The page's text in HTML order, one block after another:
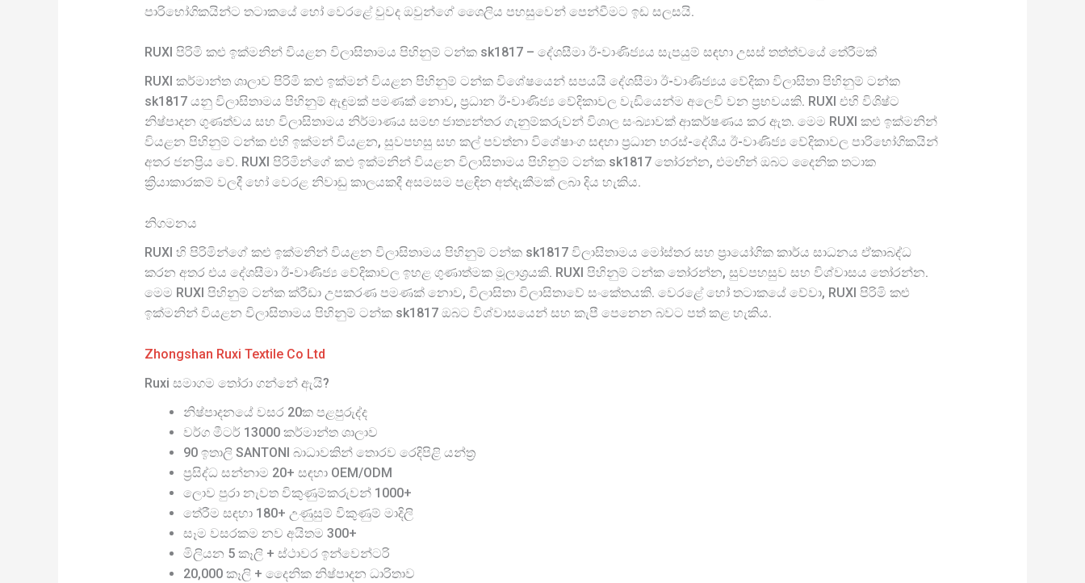
පාරිභෝගිකයින්ට තටාකයේ හෝ වෙරළේ වුවද ඔවුන්ගේ ශෛලිය පහසුවෙන් පෙන්වීමට ඉඩ සලසයි.
RUXI පිරිමි කළු ඉක්මනින් වියළන විලාසිතාමය පිහිනුම් ටන්ක sk1817 – දේශසීමා ඊ-වාණිජ්‍යය සැපයුම් සඳහා උසස් තත්ත්වයේ තේරීමක්
RUXI කර්මාන්ත ශාලාව පිරිමි කළු ඉක්මන් වියළන පිහිනුම් ටන්ක විශේෂයෙන් සපයයි දේශසීමා ඊ-වාණිජ්‍යය වේදිකා විලාසිතා පිහිනුම් ටන්ක
sk1817 යනු විලාසිතාමය පිහිනුම් ඇඳුමක් පමණක් නොව, ප්‍රධාන ඊ-වාණිජ්‍ය වේදිකාවල වැඩියෙන්ම අලෙවි වන ප්‍රභවයකි. RUXI එහි විශිෂ්ට
නිෂ්පාදන ගුණත්වය සහ විලාසිතාමය නිර්මාණය සමඟ ජාත්‍යන්තර ගැනුම්කරුවන් විශාල සංඛ්‍යාවක් ආකර්ෂණය කර ඇත. මෙම RUXI කළු ඉක්මනින්
වියළන පිහිනුම් ටන්ක එහි ඉක්මන් වියළන, සුවපහසු සහ කල් පවත්නා විශේෂාංග සඳහා ප්‍රධාන හරස්-දේශීය ඊ-වාණිජ්‍ය වේදිකාවල පාරිභෝගිකයින්
අතර ජනප්‍රිය වේ. RUXI පිරිමින්ගේ කළු ඉක්මනින් වියළන විලාසිතාමය පිහිනුම් ටන්ක sk1817 තෝරන්න, එමඟින් ඔබට දෛනික තටාක
ක්‍රියාකාරකම් වලදී හෝ වෙරළ නිවාඩු කාලයකදී අසමසම පළඳින අත්දැකීමක් ලබා දිය හැකිය.
නිගමනය
RUXI හි පිරිමින්ගේ කළු ඉක්මනින් වියළන විලාසිතාමය පිහිනුම් ටන්ක sk1817 විලාසිතාමය මෝස්තර සහ ප්‍රායෝගික කාර්ය සාධනය ඒකාබද්ධ
කරන අතර එය දේශසීමා ඊ-වාණිජ්‍ය වේදිකාවල ඉහළ ගුණාත්මක මූලාශ්‍රයකි. RUXI පිහිනුම් ටන්ක තෝරන්න, සුවපහසුව සහ විශ්වාසය තෝරන්න.
මෙම RUXI පිහිනුම් ටන්ක ක්රීඩා උපකරණ පමණක් නොව, විලාසිතා විලාසිතාවේ සංකේතයකි. වෙරළේ හෝ තටාකයේ වේවා, RUXI පිරිමි කළු
ඉක්මනින් වියළන විලාසිතාමය පිහිනුම් ටන්ක sk1817 ඔබට විශ්වාසයෙන් සහ කැපී පෙනෙන බවට පත් කළ හැකිය.
Zhongshan Ruxi Textile Co Ltd
Ruxi සමාගම තෝරා ගන්නේ ඇයි?
නිෂ්පාදනයේ වසර 20ක පළපුරුද්ද
වර්ග මීටර් 13000 කර්මාන්ත ශාලාව
90 ඉතාලි SANTONI බාධාවකින් තොරව රෙදිපිළි යන්ත්‍ර
ප්‍රසිද්ධ සන්නාම 20+ සඳහා OEM/ODM
ලොව පුරා නැවත විකුණුම්කරුවන් 1000+
තේරීම සඳහා 180+ උණුසුම් විකුණුම් මාදිලි
සෑම වසරකම නව අයිතම 300+
මිලියන 5 කෑලි + ස්ථාවර ඉන්වෙන්ටරි
20,000 කෑලි + දෛනික නිෂ්පාදන ධාරිතාව